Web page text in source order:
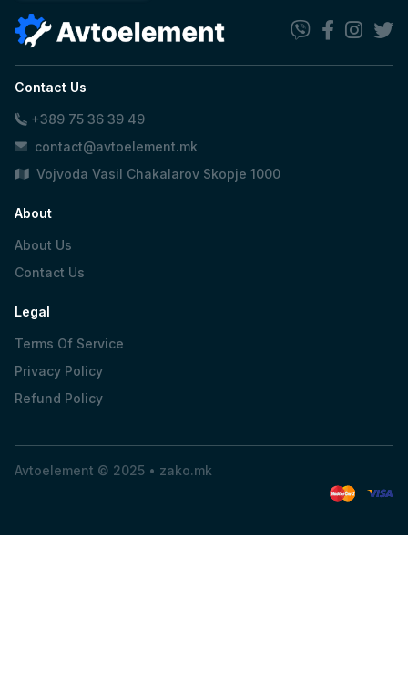
Contact Us
+389 75 36 39 49
contact@avtoelement.mk
Vojvoda Vasil Chakalarov Skopje 1000
About
About Us
Contact Us
Legal
Terms Of Service
Privacy Policy
Refund Policy
Avtoelement © 2025 • zako.mk